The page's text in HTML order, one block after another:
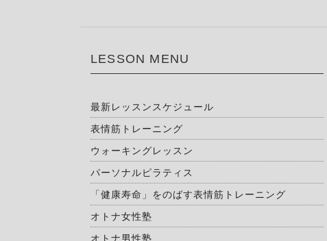
LESSON MENU
最新レッスンスケジュール
表情筋トレーニング
ウォーキングレッスン
パーソナルピラティス
「健康寿命」をのばす表情筋トレーニング
オトナ女性塾
オトナ男性塾